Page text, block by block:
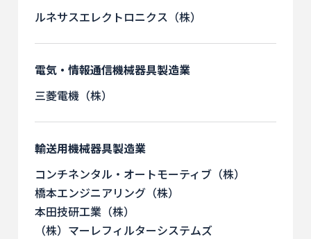
ルネサスエレクトロニクス（株）
電気・情報通信機械器具製造業
三菱電機（株）
輸送用機械器具製造業
コンチネンタル・オートモーティブ（株）
橋本エンジニアリング（株）
本田技研工業（株）
（株）マーレフィルターシステムズ